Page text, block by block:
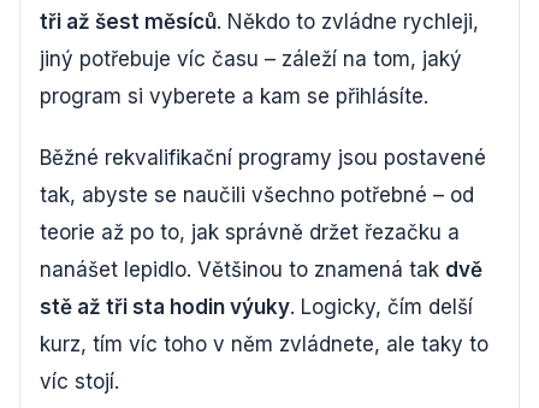
tři až šest měsíců. Někdo to zvládne rychleji,
jiný potřebuje víc času – záleží na tom, jaký
program si vyberete a kam se přihlásíte.
Běžné rekvalifikační programy jsou postavené
tak, abyste se naučili všechno potřebné – od
teorie až po to, jak správně držet řezačku a
nanášet lepidlo. Většinou to znamená tak dvě
stě až tři sta hodin výuky. Logicky, čím delší
kurz, tím víc toho v něm zvládnete, ale taky to
víc stojí.